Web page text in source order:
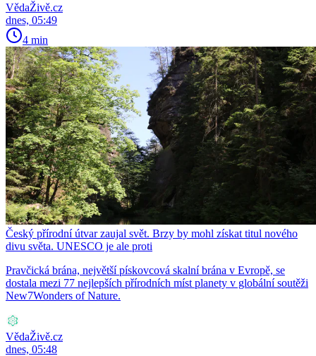
VědaŽivě.cz
dnes, 05:49
4 min
Český přírodní útvar zaujal svět. Brzy by mohl získat titul nového
divu světa. UNESCO je ale proti
Pravčická brána, největší pískovcová skalní brána v Evropě, se
dostala mezi 77 nejlepších přírodních míst planety v globální soutěži
New7Wonders of Nature.
VědaŽivě.cz
dnes, 05:48